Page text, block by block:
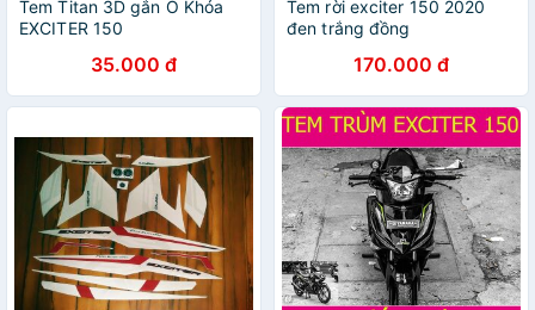
Tem Titan 3D gắn Ổ Khóa
EXCITER 150
35.000 đ
Tem rời exciter 150 2020
đen trắng đồng
170.000 đ